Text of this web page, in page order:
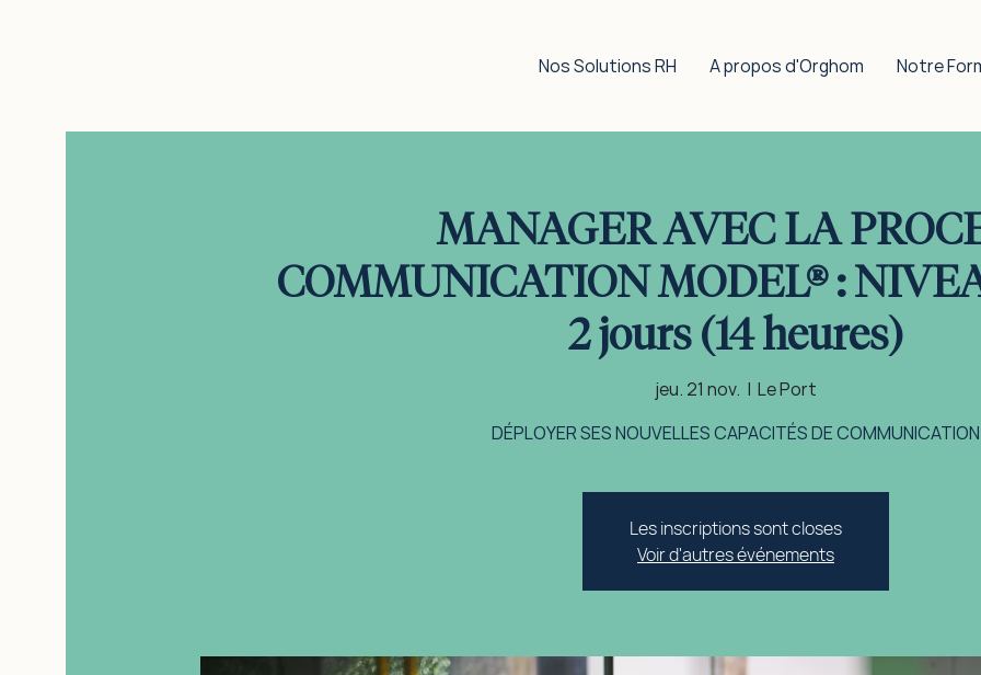
Nos Solutions RH A propos d'Orghom Notre
MANAGER AVEC LA
COMMUNICATION MODEL® :
2 jours (14 heures)
jeu. 21 nov.
  |
Le Port
DÉPLOYER SES NOUVELLES CAPACITÉS DE COMMUNICATION
Les inscriptions sont closes
Voir d'autres événements